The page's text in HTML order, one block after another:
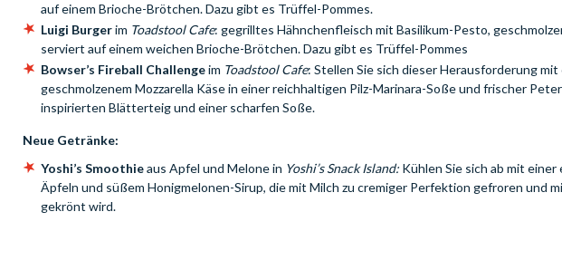
auf einem Brioche-Brötchen. Dazu gibt es Trüffel-Pommes.
Luigi Burgerim Toadstool Cafe: gegrilltes Hähnchenfleisch mit Basilikum-Pesto,
serviert auf einem weichen Brioche-Brötchen. Dazu gibt es Trüffel-Pommes
Bowser’s Fireball Challengeim Toadstool Cafe: Stellen Sie sich dieser Herausforderung
geschmolzenem Mozzarella Käse in einer reichhaltigen Pilz-Marinara-Soße und frischer
inspirierten Blätterteig und einer scharfen Soße.
Neue Getränke:
Yoshi’s Smoothieaus Apfel und Melone in Yoshi’s Snack Island: Kühlen Sie sich ab mit
Äpfeln und süßem Honigmelonen-Sirup, die mit Milch zu cremiger Perfektion gefroren und
gekrönt wird.